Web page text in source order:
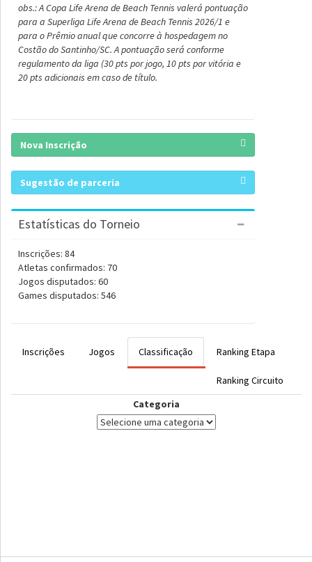
obs.: A Copa Life Arena de Beach Tennis valerá pontuação
para a Superliga Life Arena de Beach Tennis 2026/1 e
para o Prêmio anual que concorre à hospedagem no
Costão do Santinho/SC. A pontuação será conforme
regulamento da liga (30 pts por jogo, 10 pts por vitória e
20 pts adicionais em caso de título.
Nova Inscrição
Sugestão de parceria
Estatísticas do Torneio
Inscrições: 84
Atletas confirmados: 70
Jogos disputados: 60
Games disputados: 546
Inscrições Jogos Classificação Ranking Etapa
Ranking Circuito
Categoria